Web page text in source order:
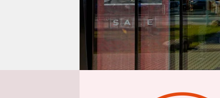
genossenschaft
epaper login